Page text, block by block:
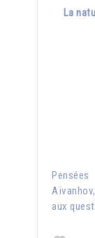
La
aux